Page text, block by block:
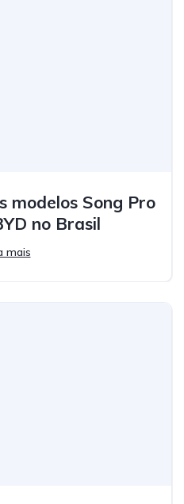
modelos Song Pro
no Brasil
mais